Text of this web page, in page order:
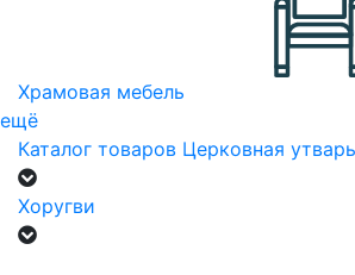
Храмовая мебель
ещё
Каталог товаров Церковная утварь
Хоругви